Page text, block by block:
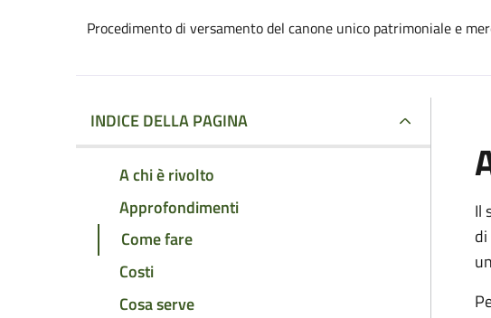
Procedimento di versamento del canone unico patrimoniale e
INDICE DELLA PAGINA
A chi è rivolto
Approfondimenti
Come fare
Costi
Cosa serve
Il